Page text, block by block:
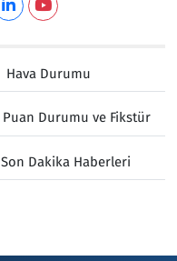
Hava Durumu
Puan Durumu ve Fikstür
Son Dakika Haberleri